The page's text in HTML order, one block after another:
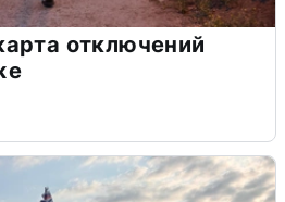
отключений